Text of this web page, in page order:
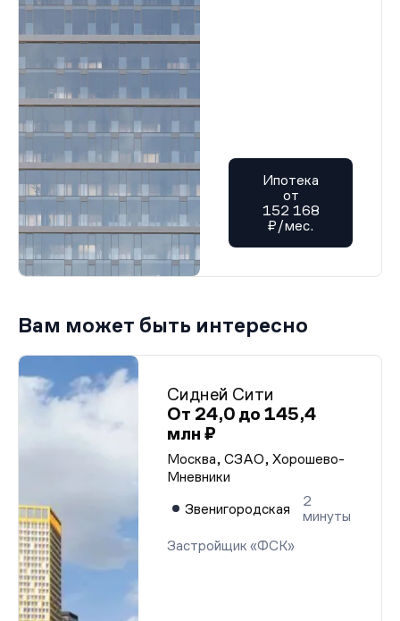
Ипотека
от
152 168
₽/мес.
Вам может быть интересно
Сидней Сити
От 24,0 до 145,4
млн ₽
Москва, СЗАО, Хорошево-
Мневники
Звенигородская
2
минуты
Застройщик «ФСК»